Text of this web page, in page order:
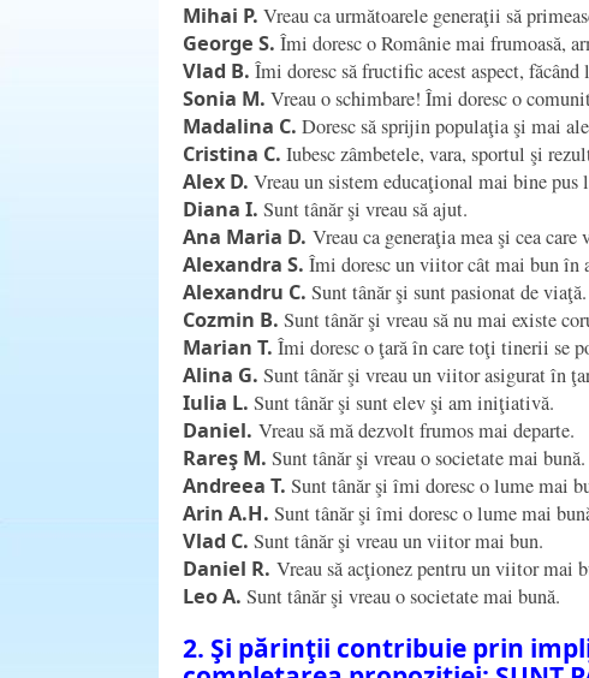
Mihai P. Vreau ca următoarele generaţii să
George S. Îmi doresc o Românie mai frumoasă,
Vlad B. Îmi doresc să fructific acest aspect,
Sonia M. Vreau o schimbare! Îmi doresc o
Madalina C. Doresc să sprijin populaţia şi mai
Cristina C. Iubesc zâmbetele, vara, sportul şi
Alex D. Vreau un sistem educaţional mai bine pus
Diana I. Sunt tânăr şi vreau să ajut.
Ana Maria D. Vreau ca generaţia mea şi cea
Alexandra S. Îmi doresc un viitor cât mai bun în
Alexandru C. Sunt tânăr şi sunt pasionat de viaţă.
Cozmin B. Sunt tânăr şi vreau să nu mai existe
Marian T. Îmi doresc o ţară în care toţi tinerii se
Alina G. Sunt tânăr şi vreau un viitor asigurat în
Iulia L. Sunt tânăr şi sunt elev şi am iniţiativă.
Daniel. Vreau să mă dezvolt frumos mai departe.
Rareş M. Sunt tânăr şi vreau o societate mai bună.
Andreea T. Sunt tânăr şi îmi doresc o lume mai
Arin A.H. Sunt tânăr şi îmi doresc o lume mai
Vlad C. Sunt tânăr şi vreau un viitor mai bun.
Daniel R. Vreau să acţionez pentru un viitor mai
Leo A. Sunt tânăr şi vreau o societate mai bună.
2. Şi părinţii contribuie prin